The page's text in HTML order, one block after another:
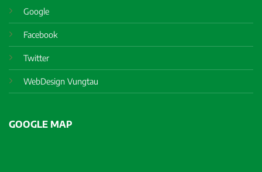
Google
Facebook
Twitter
WebDesign Vungtau
GOOGLE MAP